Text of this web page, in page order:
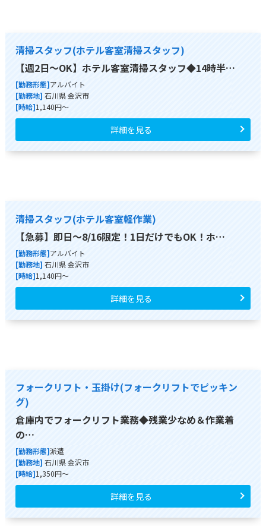
清掃スタッフ(ホテル客室清掃スタッフ)
【週2日～OK】ホテル客室清掃スタッフ◆14時半…
[勤務形態]アルバイト
[勤務地] 石川県 金沢市
[時給]1,140円～
詳細を見る
清掃スタッフ(ホテル客室軽作業)
【急募】即日～8/16限定！1日だけでもOK！ホ…
[勤務形態]アルバイト
[勤務地] 石川県 金沢市
[時給]1,140円～
詳細を見る
フォークリフト・玉掛け(フォークリフトでピッキン
グ)
倉庫内でフォークリフト業務◆残業少なめ＆作業着
の…
[勤務形態]派遣
[勤務地] 石川県 金沢市
[時給]1,350円～
詳細を見る